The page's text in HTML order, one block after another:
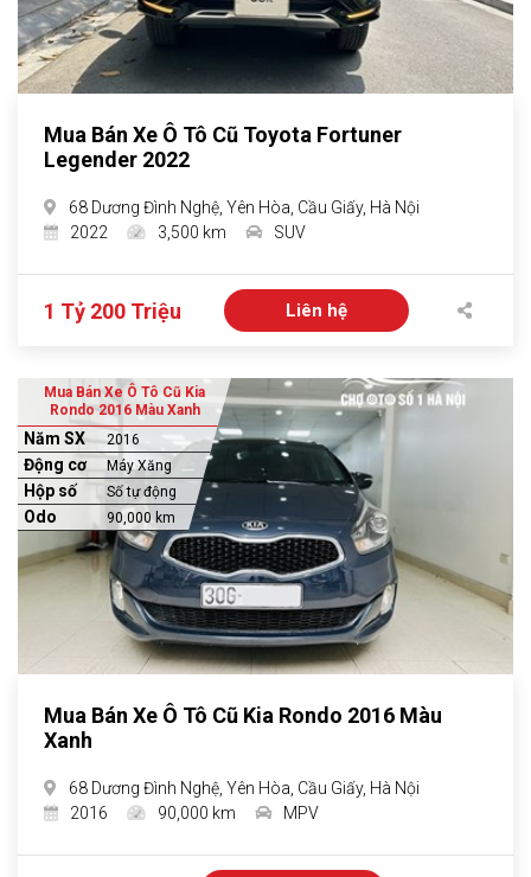
Mua Bán Xe Ô Tô Cũ Toyota Fortuner
Legender 2022
68 Dương Đình Nghệ, Yên Hòa, Cầu Giấy, Hà Nội
2022
3,500 km SUV
1 Tỷ 200 Triệu Liên hệ
Mua Bán Xe Ô Tô Cũ Kia
Rondo 2016 Màu Xanh
Năm SX 2016
Động cơ Máy Xăng
Hộp số Số tự động
Odo 90,000 km
Mua Bán Xe Ô Tô Cũ Kia Rondo 2016 Màu
Xanh
68 Dương Đình Nghệ, Yên Hòa, Cầu Giấy, Hà Nội
2016
90,000 km MPV